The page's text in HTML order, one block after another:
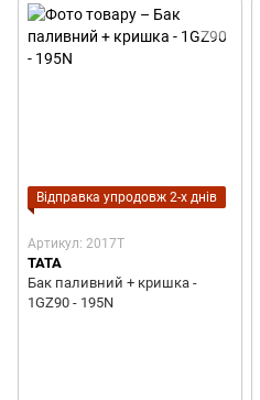
Відправка упродовж 2-х днів
Артикул: 2017T
TATA
Бак паливний + кришка -
1GZ90 - 195N